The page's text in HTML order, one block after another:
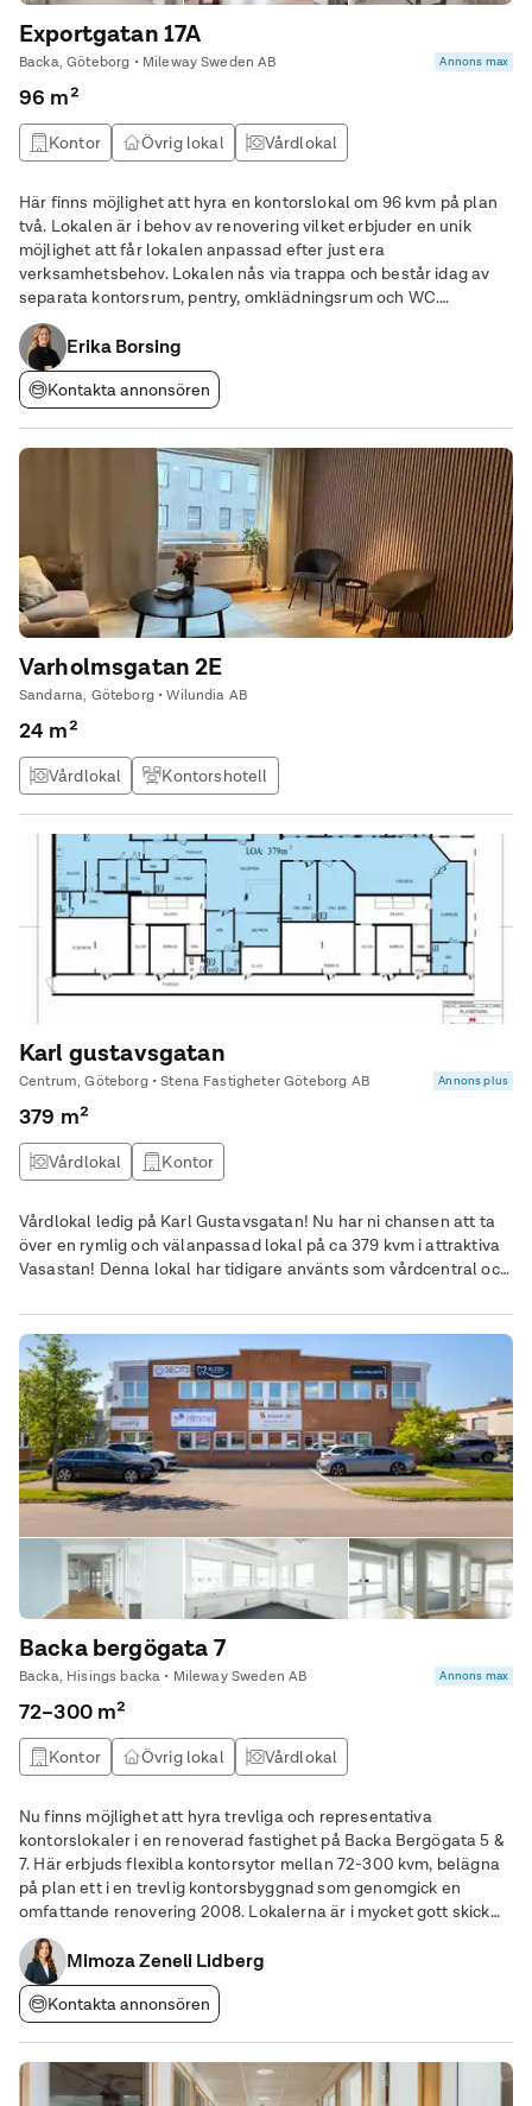
Exportgatan 17A
Backa, Göteborg • Mileway Sweden AB Annons max
96 m²
Kontor Övrig lokal Vårdlokal
Här finns möjlighet att hyra en kontorslokal om 96 kvm på plan
två. Lokalen är i behov av renovering vilket erbjuder en unik
möjlighet att får lokalen anpassad efter just era
verksamhetsbehov. Lokalen nås via trappa och består idag av
separata kontorsrum, pentry, omklädningsrum och WC.
Byggnaden ligger på inhägnat område och det finns möjlighet
att hyra 2-3 parkeringsplatser precis utanför
Erika Borsing
Kontakta annonsören
Varholmsgatan 2E
Sandarna, Göteborg • Wilundia AB
24 m²
Vårdlokal Kontorshotell
Karl gustavsgatan
Centrum, Göteborg • Stena Fastigheter Göteborg AB Annons plus
379 m²
Vårdlokal Kontor
Vårdlokal ledig på Karl Gustavsgatan! Nu har ni chansen att ta
över en rymlig och välanpassad lokal på ca 379 kvm i attraktiva
Vasastan! Denna lokal har tidigare använts som vårdcentral och
andra ändamål. Lokalen erbjuder en flexibel planlösning med
både mindre rum och större öppna ytor, vilket ger stora
möjligheter att skapa en verksamhet som passar just era behov.
Här finns även ett stort kök och flera toaletter, samt indraget
vatten i alla rum – en stor fördel för vård- och
kontorsverksamheter. Med sitt strategiska läge mitt i ett
bostadsområde finns här en fantastisk möjlighet att möta
efterfrågan från lokalbefolkningen och skapa en verksamhet
med starkt kundunderlag. Lokalen har en takhöjd på 2,50 meter
denna mångsidiga lokal – kontakta oss för mer information och
visning!
Backa bergögata 7
Backa, Hisings backa • Mileway Sweden AB Annons max
72–300 m²
Kontor Övrig lokal Vårdlokal
Nu finns möjlighet att hyra trevliga och representativa
kontorslokaler i en renoverad fastighet på Backa Bergögata 5 &
7. Här erbjuds flexibla kontorsytor mellan 72-300 kvm, belägna
på plan ett i en trevlig kontorsbyggnad som genomgick en
omfattande renovering 2008. Lokalerna är i mycket gott skick
och erbjuder en perfekt arbetsmiljö för företag som söker både
funktionalitet och trivsel.
Mimoza Zeneli Lidberg
Kontakta annonsören